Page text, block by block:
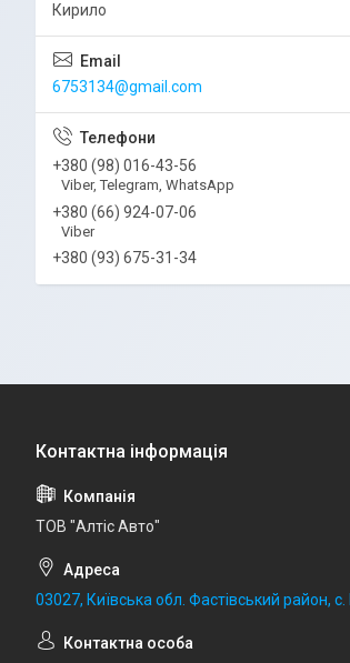
Кирило
6753134@gmail.com
+380 (98) 016-43-56
Viber, Telegram, WhatsApp
+380 (66) 924-07-06
Viber
+380 (93) 675-31-34
ТОВ "Алтіс Авто"
03027, Київська обл. Фастівський район,